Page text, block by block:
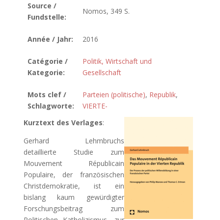
Source /
Fundstelle:
Nomos, 349 S.
Année / Jahr: 2016
Catégorie /
Kategorie:
Politik, Wirtschaft und
Gesellschaft
Mots clef /
Schlagworte:
Parteien (politische), Republik,
VIERTE-
Kurztext des Verlages:
Gerhard Lehmbruchs
detaillierte Studie zum
Mouvement Républicain
Populaire, der französischen
Christdemokratie, ist ein
bislang kaum gewürdigter
Forschungsbeitrag zum